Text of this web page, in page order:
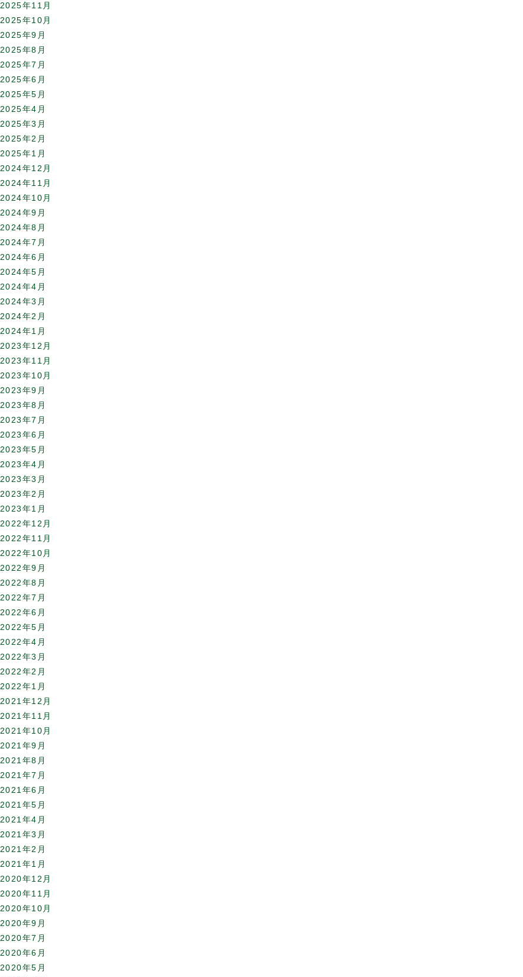
2025年11月
2025年10月
2025年9月
2025年8月
2025年7月
2025年6月
2025年5月
2025年4月
2025年3月
2025年2月
2025年1月
2024年12月
2024年11月
2024年10月
2024年9月
2024年8月
2024年7月
2024年6月
2024年5月
2024年4月
2024年3月
2024年2月
2024年1月
2023年12月
2023年11月
2023年10月
2023年9月
2023年8月
2023年7月
2023年6月
2023年5月
2023年4月
2023年3月
2023年2月
2023年1月
2022年12月
2022年11月
2022年10月
2022年9月
2022年8月
2022年7月
2022年6月
2022年5月
2022年4月
2022年3月
2022年2月
2022年1月
2021年12月
2021年11月
2021年10月
2021年9月
2021年8月
2021年7月
2021年6月
2021年5月
2021年4月
2021年3月
2021年2月
2021年1月
2020年12月
2020年11月
2020年10月
2020年9月
2020年7月
2020年6月
2020年5月